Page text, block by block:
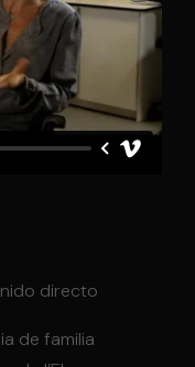
directo
de familia